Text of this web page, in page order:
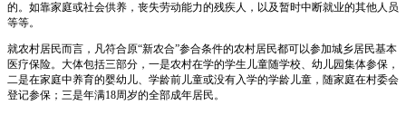
的。如靠家庭或社会供养，丧失劳动能力的残疾人，以及暂时中断就业的其他人员
等等。
就农村居民而言，凡符合原“新农合”参合条件的农村居民都可以参加城乡居民基本
医疗保险。大体包括三部分，一是农村在学的学生儿童随学校、幼儿园集体参保，
二是在家庭中养育的婴幼儿、学龄前儿童或没有入学的学龄儿童，随家庭在村委会
登记参保；三是年满18周岁的全部成年居民。